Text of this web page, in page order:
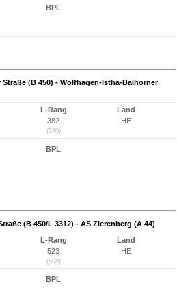
BPL
(B 450) - Wolfhagen-Istha-Balhorner
L-Rang
382
(370)
Land
HE
BPL
(B 450/L 3312) - AS Zierenberg (A 44)
L-Rang
523
(508)
Land
HE
BPL